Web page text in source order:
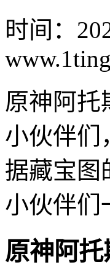
时间：
原神阿托
小伙伴们
据藏宝图
小伙伴们
原神阿